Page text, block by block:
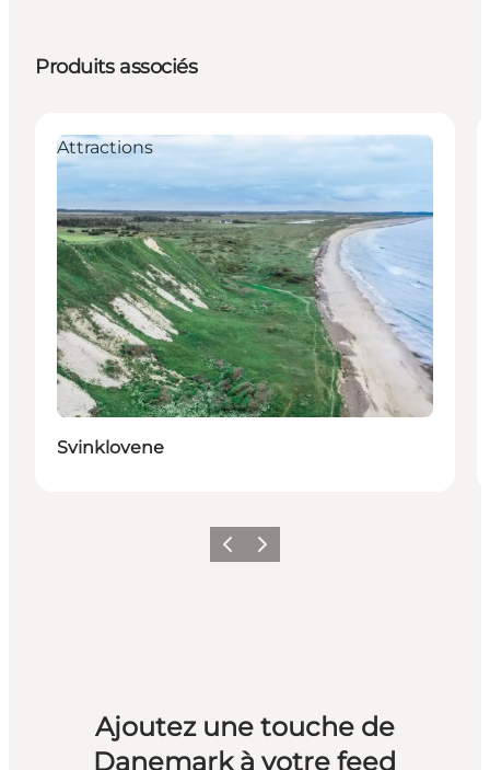
Produits associés
Attractions
Svinklovene
PrécédentSuivant
Ajoutez une touche de
Danemark à votre feed